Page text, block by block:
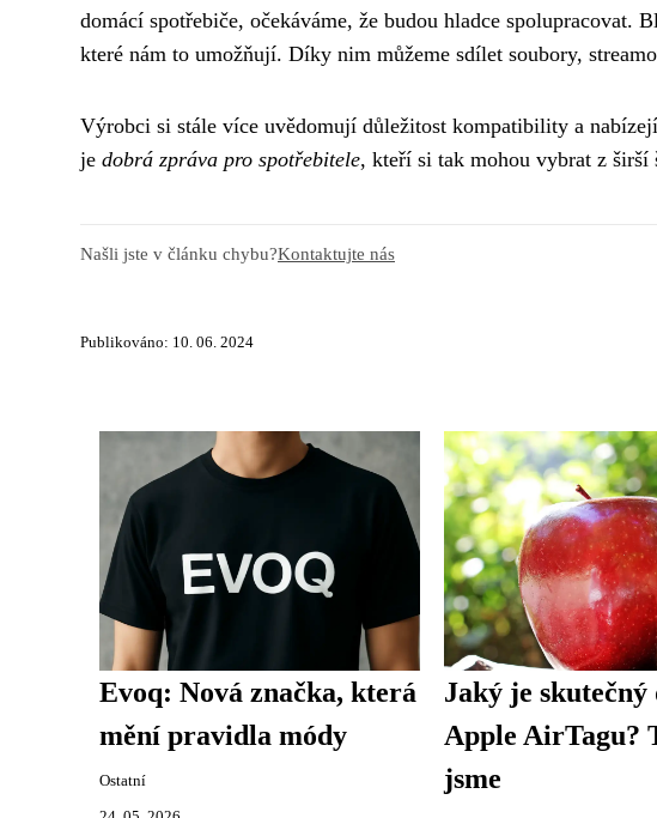
domácí spotřebiče, očekáváme, že budou hladce
které nám to umožňují. Díky nim můžeme sdílet soubory,
Výrobci si stále více uvědomují důležitost kompatibility a
je dobrá zpráva pro spotřebitele, kteří si tak mohou vybrat z širší
Našli jste v článku chybu?Kontaktujte nás
Publikováno: 10. 06. 2024
Evoq: Nová značka, která
mění pravidla módy
Ostatní
Jaký je skutečný
Apple AirTagu?
jsme